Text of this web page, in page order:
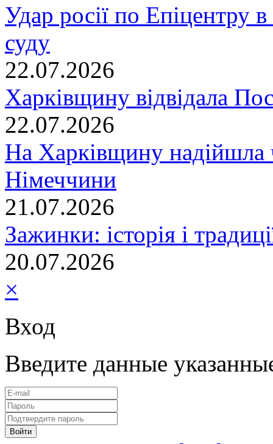
Удар росії по Епіцентру
суду
22.07.2026
Харківщину відвідала
22.07.2026
На Харківщину надійшла
Німеччини
21.07.2026
Зажинки: історія і
20.07.2026
×
Вход
Введите данные